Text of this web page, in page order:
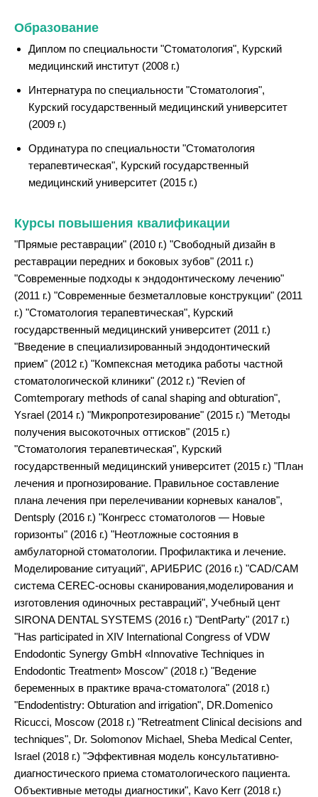
Образование
Диплом по специальности "Стоматология", Курский
медицинский институт (2008 г.)
Интернатура по специальности "Стоматология",
Курский государственный медицинский университет
(2009 г.)
Ординатура по специальности "Стоматология
терапевтическая", Курский государственный
медицинский университет (2015 г.)
Курсы повышения квалификации
"Прямые реставрации" (2010 г.) "Свободный дизайн в
реставрации передних и боковых зубов" (2011 г.)
"Современные подходы к эндодонтическому лечению"
(2011 г.) "Современные безметалловые конструкции" (2011
г.) "Стоматология терапевтическая", Курский
государственный медицинский университет (2011 г.)
"Введение в специализированный эндодонтический
прием" (2012 г.) "Компексная методика работы частной
стоматологической клиники" (2012 г.) "Revien of
Comtemporary methods of canal shaping and obturation",
Ysrael (2014 г.) "Микропротезирование" (2015 г.) "Методы
получения высокоточных оттисков" (2015 г.)
"Стоматология терапевтическая", Курский
государственный медицинский университет (2015 г.) "План
лечения и прогнозирование. Правильное составление
плана лечения при перелечивании корневых каналов",
Dentsply (2016 г.) "Конгресс стоматологов — Новые
горизонты" (2016 г.) "Неотложные состояния в
амбулаторной стоматологии. Профилактика и лечение.
Моделирование ситуаций", АРИБРИС (2016 г.) "CAD/CAM
система СEREC-основы сканирования,моделирования и
изготовления одиночных реставраций", Учебный цент
SIRONA DENTAL SYSTEMS (2016 г.) "DentParty" (2017 г.)
"Has participated in XIV International Congress of VDW
Endodontic Synergy GmbH «Innovative Techniques in
Endodontic Treatment» Moscow" (2018 г.) "Ведение
беременных в практике врача-стоматолога" (2018 г.)
"Endodentistry: Obturation and irrigation", DR.Domenico
Ricucci, Moscow (2018 г.) "Retreatment Clinical decisions and
techniques", Dr. Solomonov Michael, Sheba Medical Center,
Israel (2018 г.) "Эффективная модель консультативно-
диагностического приема стоматологического пациента.
Объективные методы диагностики", Kavo Kerr (2018 г.)